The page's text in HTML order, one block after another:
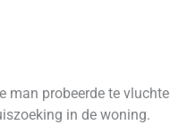
man probeerde te
in de woning.